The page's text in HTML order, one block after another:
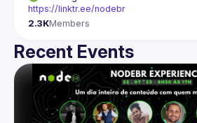
https://linktr.ee/nodebr
2.3KMembers
Recent Events